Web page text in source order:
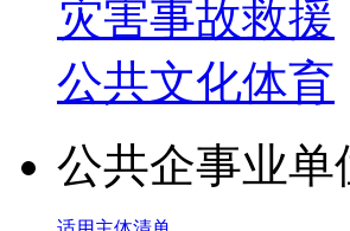
灾害事故救援
公共文化体育
公共企事业